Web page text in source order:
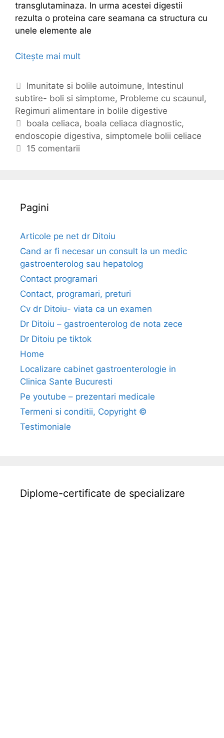
transglutaminaza. In urma acestei digestii
rezulta o proteina care seamana ca structura cu
unele elemente ale
Citește mai mult
l
a
e
C
a
t
e
g
o
Imunitate si bolile autoimune, Intestinul
subtire- boli si simptome, Probleme cu scaunul,
Regimuri alimentare in bolile digestive
E
t
i
e
boala celiaca, boala celiaca diagnostic,
endoscopie digestiva, simptomele bolii celiace
15 comentarii
Pagini
Articole pe net dr Ditoiu
Cand ar fi necesar un consult la un medic
gastroenterolog sau hepatolog
Contact programari
Contact, programari, preturi
Cv dr Ditoiu- viata ca un examen
Dr Ditoiu – gastroenterolog de nota zece
Dr Ditoiu pe tiktok
Home
Localizare cabinet gastroenterologie in
Clinica Sante Bucuresti
Pe youtube – prezentari medicale
Termeni si conditii, Copyright ©
Testimoniale
Diplome-certificate de specializare